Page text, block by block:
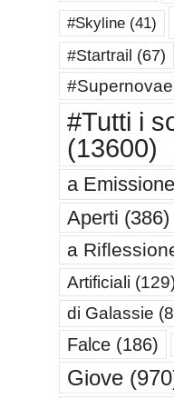
#Skyline(41)
#Startrail (67)
#Supernovae
#Tutti i
(13600)
a Emissione
Aperti (386)
a
Artificiali
di Galassie
Falce(186)
Giove